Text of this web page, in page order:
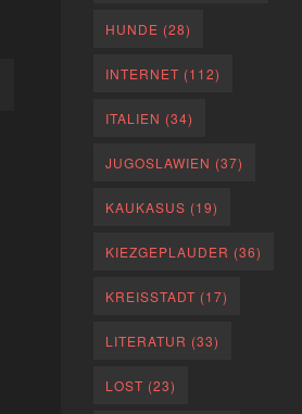
HUNDE (28)
INTERNET (112)
ITALIEN (34)
JUGOSLAWIEN (37)
KAUKASUS (19)
KIEZGEPLAUDER (36)
KREISSTADT (17)
LITERATUR (33)
LOST (23)